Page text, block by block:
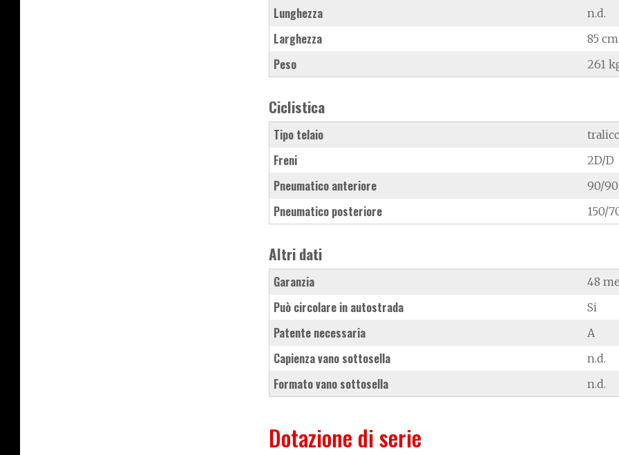
Lunghezza n.d.
Larghezza 85 cm
Peso 261
Ciclistica
Tipo telaio
Freni 2D/D
Pneumatico anteriore 90/90
Pneumatico posteriore 150/
Altri dati
Garanzia 48
Può circolare in autostrada Si
Patente necessaria A
Capienza vano sottosella n.d.
Formato vano sottosella n.d.
Dotazione di serie